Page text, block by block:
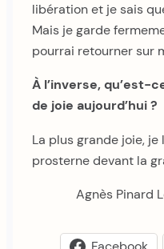
libération et je sais
Mais je garde
pourrai retourner sur
À l’inverse, qu’est-
de joie aujourd’hui ?
La plus grande joie,
prosterne devant la
Agnès Pinard